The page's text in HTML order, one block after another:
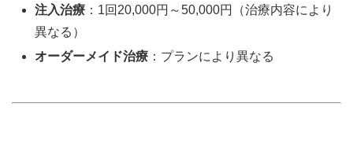
注入治療 ：1回20,000円～50,000円（治療内容により
異なる）
オーダーメイド治療 ：プランにより異なる